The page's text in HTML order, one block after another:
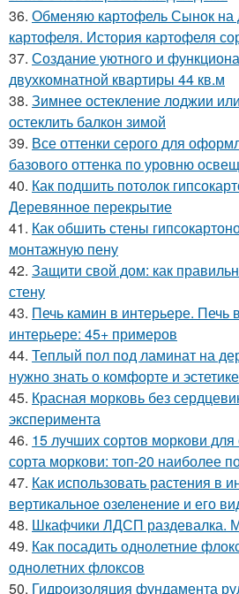
36. Обменяю картофель Сынок на
картофеля. История картофеля
37. Создание уютного и
двухкомнатной квартиры 44 кв.м
38. Зимнее остекление лоджии
остеклить балкон зимой
39. Все оттенки серого для
базового оттенка по уровню
40. Как подшить потолок
Деревянное перекрытие
41. Как обшить стены
монтажную пену
42. Защити свой дом: как
стену
43. Печь камин в интерьере. Печь
интерьере: 45+ примеров
44. Теплый пол под ламинат на
нужно знать о комфорте и эстетике
45. Красная морковь без
эксперимента
46. 15 лучших сортов моркови
сорта моркови: топ-20 наиболее
47. Как использовать растения в
вертикальное озеленение и его
48. Шкафчики ЛДСП раздевалка.
49. Как посадить однолетние
однолетних флоксов
50. Гидроизоляция фундамента